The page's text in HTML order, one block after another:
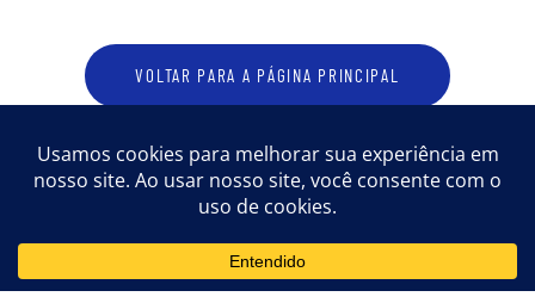
VOLTAR PARA A PÁGINA PRINCIPAL